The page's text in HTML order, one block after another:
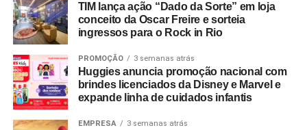
TIM lança ação “Dado da Sorte” em loja
conceito da Oscar Freire e sorteia
ingressos para o Rock in Rio
PROMOÇÃO 3 semanas atrás
Huggies anuncia promoção nacional com
brindes licenciados da Disney e Marvel e
expande linha de cuidados infantis
EMPRESA 3 semanas atrás